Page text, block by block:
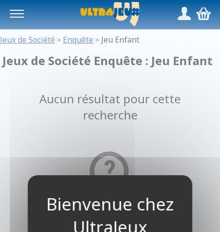
/,
Jeux de Société > Enquête > Jeu Enfant
Jeux de Société Enquête : Jeu Enfant
Aucun résultat pour cette
recherche